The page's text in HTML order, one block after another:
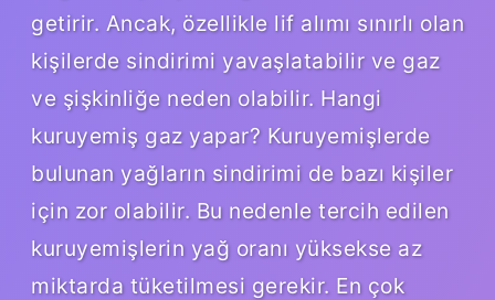
getirir. Ancak, özellikle lif alımı sınırlı olan
kişilerde sindirimi yavaşlatabilir ve gaz
ve şişkinliğe neden olabilir. Hangi
kuruyemiş gaz yapar? Kuruyemişlerde
bulunan yağların sindirimi de bazı kişiler
için zor olabilir. Bu nedenle tercih edilen
kuruyemişlerin yağ oranı yüksekse az
miktarda tüketilmesi gerekir. En çok